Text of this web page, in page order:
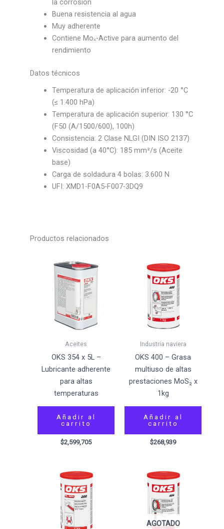
la corrosión
Buena resistencia al agua
Muy adherente
Contiene Moₓ-Active para aumento del
rendimiento
Datos técnicos
Temperatura de aplicación inferior: -20 °C
(≤ 1.400 hPa)
Temperatura de aplicación superior: 130 °C
(F50 (A/1500/600), 100h)
Consistencia: 2 Clase NLGI (DIN ISO 2137)
Viscosidad (a 40°C): 185 mm²/s (Aceite
base)
Carga de soldadura 4 bolas: 3.600 N
UFI: XMD1-F0A5-F007-3DQ9
Productos relacionados
Aceites
OKS 354 x 5L –
Lubricante adherente
para altas
temperaturas
Añadir al
carrito
$2,599,705
Industria naviera
OKS 400 – Grasa
multiuso de altas
prestaciones MoS₂ x
1kg
Añadir al
carrito
$268,939
AGOTADO